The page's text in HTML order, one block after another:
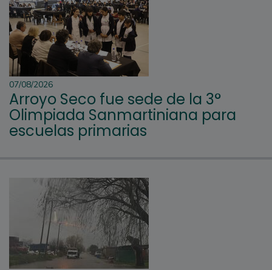
07/08/2026
Arroyo Seco fue sede de la 3°
Olimpiada Sanmartiniana para
escuelas primarias